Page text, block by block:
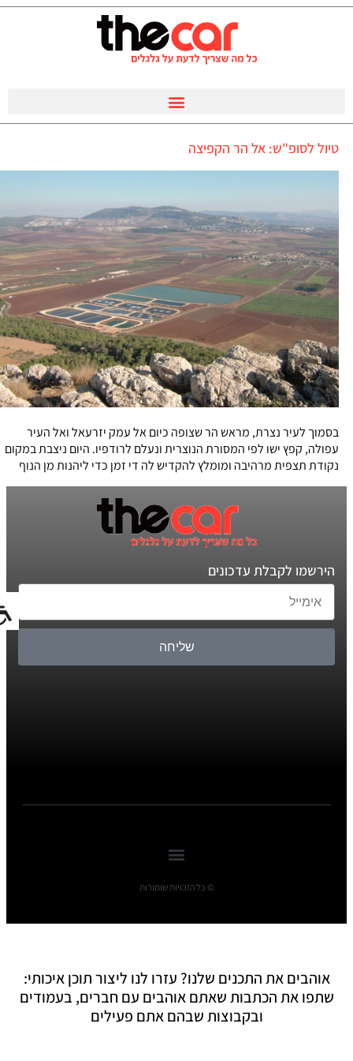
טיול לסופ"ש: אל הר הקפיצה
בסמוך לעיר נצרת, מראש הר שצופה כיום אל עמק יזרעאל ואל העיר
עפולה, קפץ ישו לפי המסורת הנוצרית ונעלם לרודפיו. היום ניצבת במקום
נקודת תצפית מרהיבה ומומלץ להקדיש לה די זמן כדי ליהנות מן הנוף
הירשמו לקבלת עדכונים
שליחה
© כל הזכויות שומורות
אוהבים את התכנים שלנו? עזרו לנו ליצור תוכן איכותי:
שתפו את הכתבות שאתם אוהבים עם חברים, בעמודים
ובקבוצות שבהם אתם פעילים